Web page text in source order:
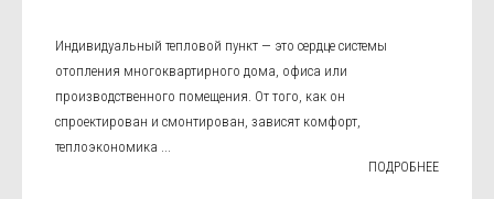
Индивидуальный тепловой пункт — это сердце системы
отопления многоквартирного дома, офиса или
производственного помещения. От того, как он
спроектирован и смонтирован, зависят комфорт,
теплоэкономика ...
ПОДРОБНЕЕ